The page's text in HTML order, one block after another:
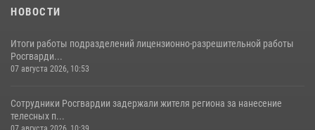
НОВОСТИ
Итоги работы подразделений лицензионно-разрешительной работы
Росгварди...
07 августа 2026, 10:53
Сотрудники Росгвардии задержали жителя региона за нанесение
телесных п...